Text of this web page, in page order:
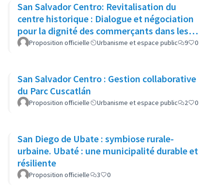
San Salvador Centro: Revitalisation du
centre historique : Dialogue et négociation
pour la dignité des commerçants dans les
espaces publics
Proposition officielle Urbanisme et espace public 9 0
San Salvador Centro : Gestion collaborative
du Parc Cuscatlán
Proposition officielle Urbanisme et espace public 2 0
San Diego de Ubate : symbiose rurale-
urbaine. Ubaté : une municipalité durable et
résiliente
Proposition officielle 3 0